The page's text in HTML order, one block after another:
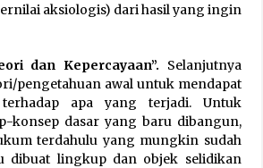
aksiologis) dari hasil yang ingin
dan Kepercayaan”. Selanjutnya
pengetahuan awal untuk mendapat
apa yang terjadi. Untuk
konsep dasar yang baru dibangun,
terdahulu yang mungkin sudah
dibuat lingkup dan objek selidikan